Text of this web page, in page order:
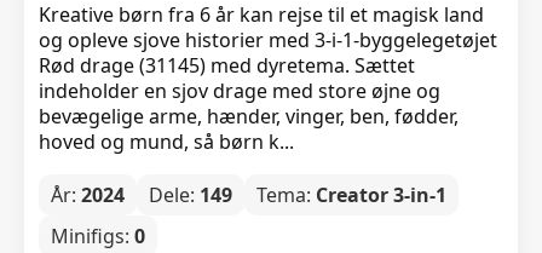
Kreative børn fra 6 år kan rejse til et magisk land
og opleve sjove historier med 3-i-1-byggelegetøjet
Rød drage (31145) med dyretema. Sættet
indeholder en sjov drage med store øjne og
bevægelige arme, hænder, vinger, ben, fødder,
hoved og mund, så børn k...
År: 2024 Dele: 149 Tema: Creator 3-in-1
Minifigs: 0